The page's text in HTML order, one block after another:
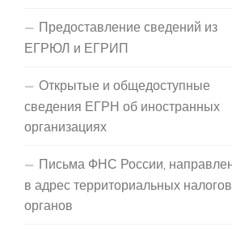
Предоставление сведений из
ЕГРЮЛ и ЕГРИП
Открытые и общедоступные
сведения ЕГРН об иностранных
организациях
Письма ФНС России,
в адрес территориальных
органов